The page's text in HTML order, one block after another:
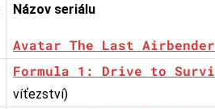
Názov seriálu
Avatar The Last
Formula 1: Drive to
víťezství)